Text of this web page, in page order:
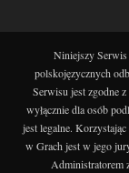
Niniejszy
polskojęzycznych
Serwisu jest zgodne
wyłącznie dla osób
jest legalne.
w Grach jest w jego
Administratorem